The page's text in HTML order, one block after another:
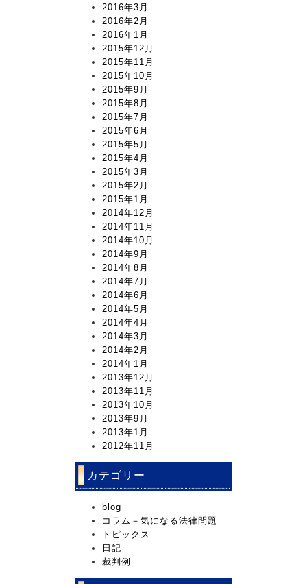
2016年3月
2016年2月
2016年1月
2015年12月
2015年11月
2015年10月
2015年9月
2015年8月
2015年7月
2015年6月
2015年5月
2015年4月
2015年3月
2015年2月
2015年1月
2014年12月
2014年11月
2014年10月
2014年9月
2014年8月
2014年7月
2014年6月
2014年5月
2014年4月
2014年3月
2014年2月
2014年1月
2013年12月
2013年11月
2013年10月
2013年9月
2013年1月
2012年11月
カテゴリー
blog
コラム－気になる法律問題
トピックス
日記
裁判例